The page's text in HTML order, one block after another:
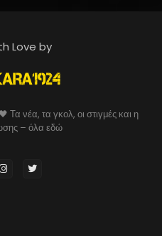
Love by
νέα, τα γκολ, οι στιγμές και η
– όλα εδώ